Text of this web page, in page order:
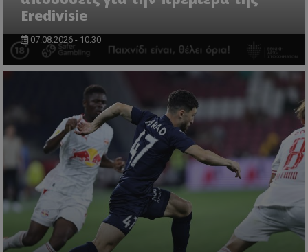
Eredivisie
07.08.2026 - 10:30